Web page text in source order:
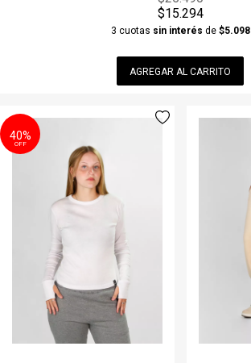
$15.294
3 cuotas sin interés de $5.098
AGREGAR AL CARRITO
40%
OFF